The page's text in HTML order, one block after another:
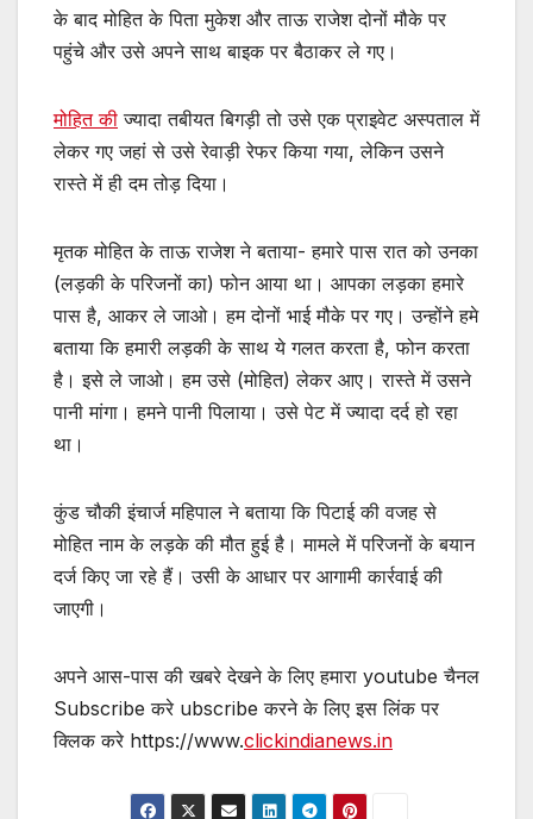
के बाद मोहित के पिता मुकेश और ताऊ राजेश दोनों मौके पर
पहुंचे और उसे अपने साथ बाइक पर बैठाकर ले गए।
मोहित की ज्यादा तबीयत बिगड़ी तो उसे एक प्राइवेट अस्पताल में
लेकर गए जहां से उसे रेवाड़ी रेफर किया गया, लेकिन उसने
रास्ते में ही दम तोड़ दिया।
मृतक मोहित के ताऊ राजेश ने बताया- हमारे पास रात को उनका
(लड़की के परिजनों का) फोन आया था। आपका लड़का हमारे
पास है, आकर ले जाओ। हम दोनों भाई मौके पर गए। उन्होंने हमे
बताया कि हमारी लड़की के साथ ये गलत करता है, फोन करता
है। इसे ले जाओ। हम उसे (मोहित) लेकर आए। रास्ते में उसने
पानी मांगा। हमने पानी पिलाया। उसे पेट में ज्यादा दर्द हो रहा
था।
कुंड चौकी इंचार्ज महिपाल ने बताया कि पिटाई की वजह से
मोहित नाम के लड़के की मौत हुई है। मामले में परिजनों के बयान
दर्ज किए जा रहे हैं। उसी के आधार पर आगामी कार्रवाई की
जाएगी।
अपने आस-पास की खबरे देखने के लिए हमारा youtube चैनल
Subscribe करे ubscribe करने के लिए इस लिंक पर
क्लिक करे https://www.clickindianews.in